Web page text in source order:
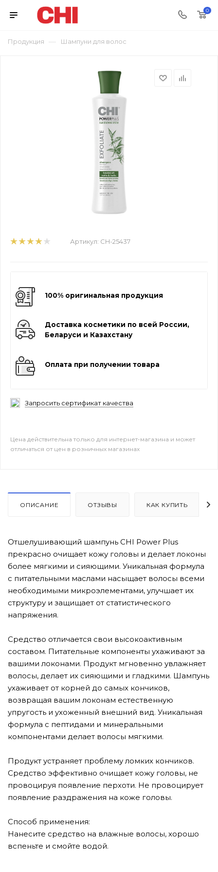
0
Продукция — Шампуни для волос
Артикул: CH-25437
100% оригинальная продукция
Доставка косметики по всей России,
Беларуси и Казахстану
Оплата при получении товара
Запросить сертификат качества
Цена действительна только для интернет-магазина и может
отличаться от цен в розничных магазинах
ОПИСАНИЕ ОТЗЫВЫ КАК КУПИТЬ
Отшелушивающий шампунь CHI Power Plus
прекрасно очищает кожу головы и делает локоны
более мягкими и сияющими. Уникальная формула
с питательными маслами насыщает волосы всеми
необходимыми микроэлементами, улучшает их
структуру и защищает от статистического
напряжения.
Средство отличается свои высокоактивным
составом. Питательные компоненты ухаживают за
вашими локонами. Продукт мгновенно увлажняет
волосы, делает их сияющими и гладкими. Шампунь
ухаживает от корней до самых кончиков,
возвращая вашим локонам естественную
упругость и ухоженный внешний вид. Уникальная
формула с пептидами и минеральными
компонентами делает волосы мягкими.
Продукт устраняет проблему ломких кончиков.
Средство эффективно очищает кожу головы, не
провоцируя появление перхоти. Не провоцирует
появление раздражения на коже головы.
Способ применения:
Нанесите средство на влажные волосы, хорошо
вспеньте и смойте водой.